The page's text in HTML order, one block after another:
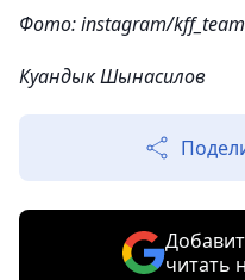
Фото: instagram/kff_team
Куандык Шынасилов
читать